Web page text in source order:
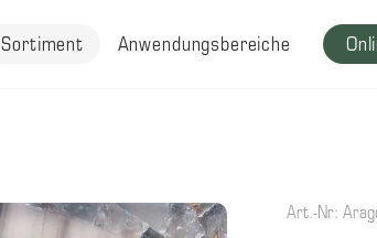
Sortiment Anwendungsbereiche
Art.-Nr: